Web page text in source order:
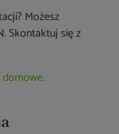
Możesz
Skontaktuj się z
domowe.